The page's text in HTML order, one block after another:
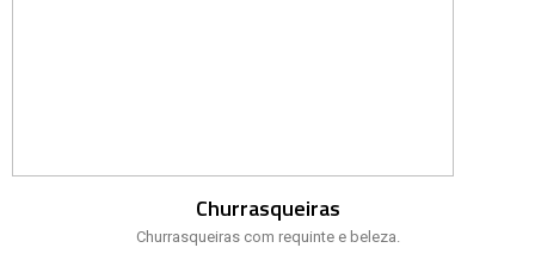
Churrasqueiras
Churrasqueiras com requinte e beleza.